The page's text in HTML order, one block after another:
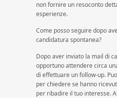
non fornire un resoconto
esperienze.
Come posso seguire dopo
candidatura spontanea?
Dopo aver inviato la mail di
opportuno attendere circa
di effettuare un follow-up.
per chiedere se hanno
per ribadire il tuo interesse.